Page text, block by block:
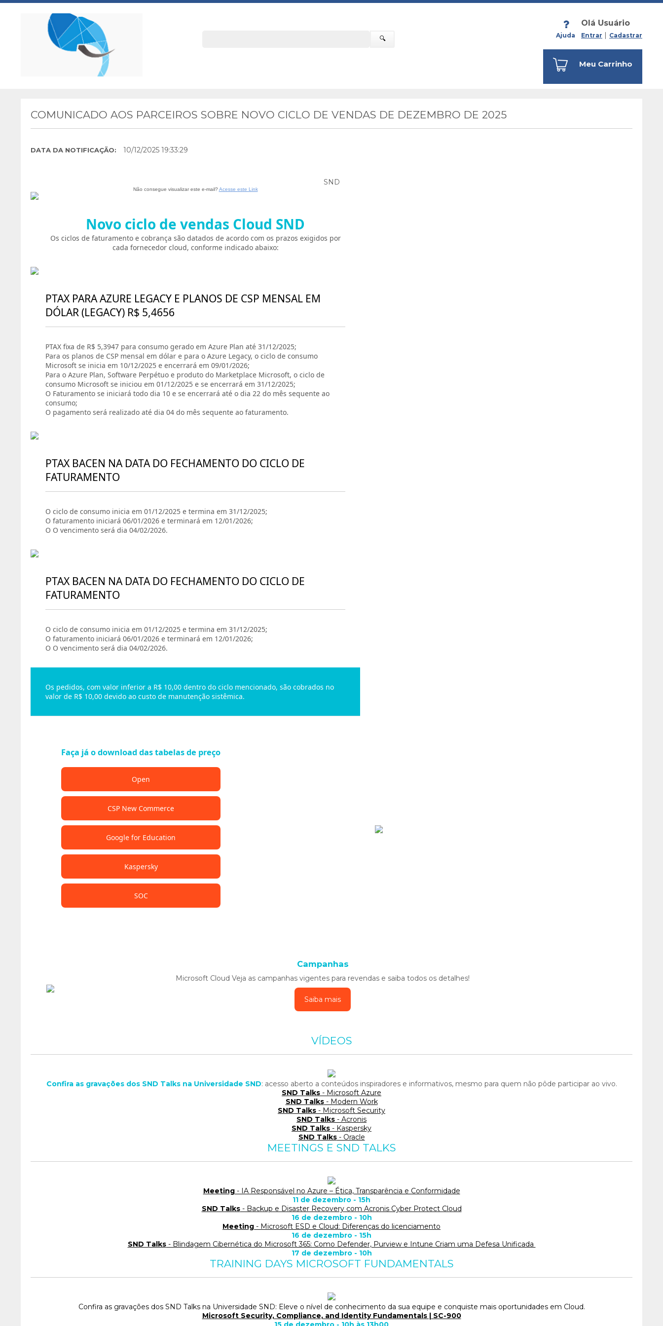
🔍 Ajuda
Olá Usuário
Entrar Cadastrar
Meu Carrinho
COMUNICADO AOS PARCEIROS SOBRE NOVO CICLO DE VENDAS DE DEZEMBRO DE 2025
DATA DA NOTIFICAÇÃO: 10/12/2025 19:33:29
SND
Não consegue visualizar este e-mail? Acesse este Link
Novo ciclo de vendas Cloud SND
Os ciclos de faturamento e cobrança são datados de acordo com os prazos exigidos por
cada fornecedor cloud, conforme indicado abaixo:
PTAX PARA AZURE LEGACY E PLANOS DE CSP MENSAL EM
DÓLAR (LEGACY) R$ 5,4656
PTAX fixa de R$ 5,3947 para consumo gerado em Azure Plan até 31/12/2025;
Para os planos de CSP mensal em dólar e para o Azure Legacy, o ciclo de consumo
Microsoft se inicia em 10/12/2025 e encerrará em 09/01/2026;
Para o Azure Plan, Software Perpétuo e produto do Marketplace Microsoft, o ciclo de
consumo Microsoft se iniciou em 01/12/2025 e se encerrará em 31/12/2025;
O Faturamento se iniciará todo dia 10 e se encerrará até o dia 22 do mês sequente ao
consumo;
O pagamento será realizado até dia 04 do mês sequente ao faturamento.
PTAX BACEN NA DATA DO FECHAMENTO DO CICLO DE
FATURAMENTO
O ciclo de consumo inicia em 01/12/2025 e termina em 31/12/2025;
O faturamento iniciará 06/01/2026 e terminará em 12/01/2026;
O O vencimento será dia 04/02/2026.
PTAX BACEN NA DATA DO FECHAMENTO DO CICLO DE
FATURAMENTO
O ciclo de consumo inicia em 01/12/2025 e termina em 31/12/2025;
O faturamento iniciará 06/01/2026 e terminará em 12/01/2026;
O O vencimento será dia 04/02/2026.
Os pedidos, com valor inferior a R$ 10,00 dentro do ciclo mencionado, são cobrados no
valor de R$ 10,00 devido ao custo de manutenção sistêmica.
Faça já o download das tabelas de preço
Open
CSP New Commerce
Google for Education
Kaspersky
SOC
Campanhas
Microsoft Cloud Veja as campanhas vigentes para revendas e saiba todos os detalhes!
Saiba mais
VÍDEOS
Confira as gravações dos SND Talks na Universidade SND: acesso aberto a conteúdos inspiradores e informativos, mesmo para quem não pôde participar ao vivo.
SND Talks - Microsoft Azure
SND Talks- Modern Work
SND Talks - Microsoft Security
SND Talks - Acronis
SND Talks - Kaspersky
SND Talks- Oracle
MEETINGS E SND TALKS
Meeting- IA Responsável no Azure – Ética, Transparência e Conformidade
11 de dezembro - 15h
SND Talks- Backup e Disaster Recovery com Acronis Cyber Protect Cloud
16 de dezembro - 10h
Meeting - Microsoft ESD e Cloud: Diferenças do licenciamento
16 de dezembro - 15h
SND Talks- Blindagem Cibernética do Microsoft 365: Como Defender, Purview e Intune Criam uma Defesa Unificada
17 de dezembro - 10h
TRAINING DAYS MICROSOFT FUNDAMENTALS
Confira as gravações dos SND Talks na Universidade SND: Eleve o nível de conhecimento da sua equipe e conquiste mais oportunidades em Cloud.
Microsoft Security, Compliance, and Identity Fundamentals | SC-900